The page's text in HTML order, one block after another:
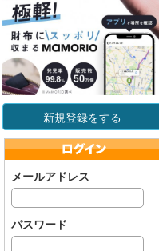
新規登録をする
メールアドレス
パスワード